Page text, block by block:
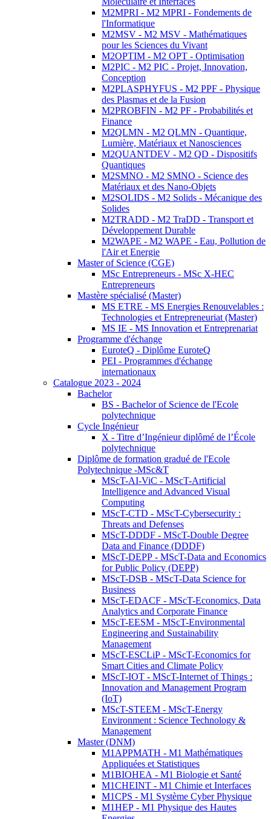
M2MPRI - M2 MPRI - Fondements de
l'Informatique
M2MSV - M2 MSV - Mathématiques
pour les Sciences du Vivant
M2OPTIM - M2 OPT - Optimisation
M2PIC - M2 PIC - Projet, Innovation,
Conception
M2PLASPHYFUS - M2 PPF - Physique
des Plasmas et de la Fusion
M2PROBFIN - M2 PF - Probabilités et
Finance
M2QLMN - M2 QLMN - Quantique,
Lumière, Matériaux et Nanosciences
M2QUANTDEV - M2 QD - Dispositifs
Quantiques
M2SMNO - M2 SMNO - Science des
Matériaux et des Nano-Objets
M2SOLIDS - M2 Solids - Mécanique des
Solides
M2TRADD - M2 TraDD - Transport et
Développement Durable
M2WAPE - M2 WAPE - Eau, Pollution de
l'Air et Energie
Master of Science (CGE)
MSc Entrepreneurs - MSc X-HEC
Entrepreneurs
Mastère spécialisé (Master)
MS ETRE - MS Energies Renouvelables :
Technologies et Entrepreneuriat (Master)
MS IE - MS Innovation et Entreprenariat
Programme d'échange
EuroteQ - Diplôme EuroteQ
PEI - Programmes d'échange
internationaux
Catalogue 2023 - 2024
Bachelor
BS - Bachelor of Science de l'Ecole
polytechnique
Cycle Ingénieur
X - Titre d’Ingénieur diplômé de l’École
polytechnique
Diplôme de formation gradué de l'Ecole
Polytechnique -MSc&T
MScT-AI-ViC - MScT-Artificial
Intelligence and Advanced Visual
Computing
MScT-CTD - MScT-Cybersecurity :
Threats and Defenses
MScT-DDDF - MScT-Double Degree
Data and Finance (DDDF)
MScT-DEPP - MScT-Data and Economics
for Public Policy (DEPP)
MScT-DSB - MScT-Data Science for
Business
MScT-EDACF - MScT-Economics, Data
Analytics and Corporate Finance
MScT-EESM - MScT-Environmental
Engineering and Sustainability
Management
MScT-ESCLiP - MScT-Economics for
Smart Cities and Climate Policy
MScT-IOT - MScT-Internet of Things :
Innovation and Management Program
(IoT)
MScT-STEEM - MScT-Energy
Environment : Science Technology &
Management
Master (DNM)
M1APPMATH - M1 Mathématiques
Appliquées et Statistiques
M1BIOHEA - M1 Biologie et Santé
M1CHEINT - M1 Chimie et Interfaces
M1CPS - M1 Système Cyber Physique
M1HEP - M1 Physique des Hautes